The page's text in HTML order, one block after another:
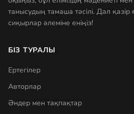
танысудың тамаша тәсілі. Дәл
сиқырлар әлеміне еніңіз!
БІЗ ТУРАЛЫ
Ертегілер
Авторлар
Әндер мен тақпақтар